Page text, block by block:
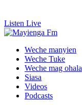
Listen Live
Weche manyien
Weche Tuke
Weche mag ohala
Siasa
Videos
Podcasts